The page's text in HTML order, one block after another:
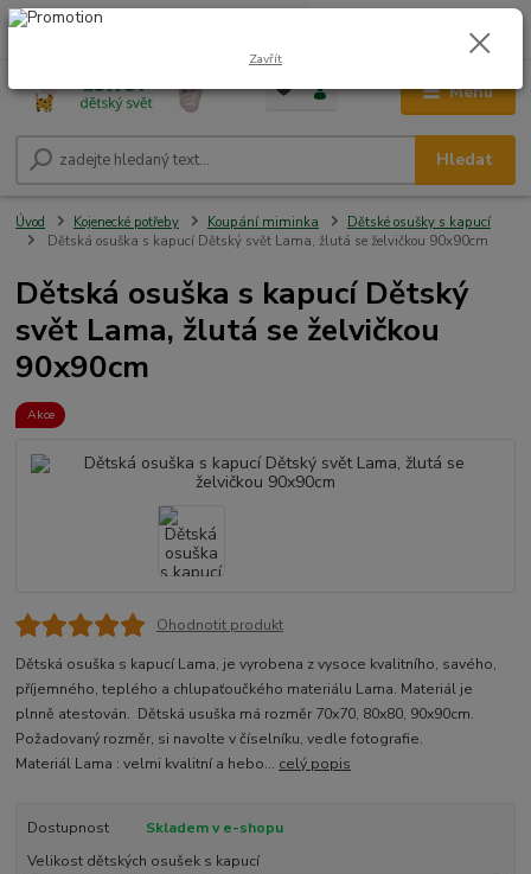
Menu
Hledat
+420 604 278 943 0,00 Kč
Úvod Kojenecké potřeby Koupání miminka
Dětské osušky s kapucí
Dětská osuška s kapucí Dětský svět Lama, žlutá se želvičkou 90x90cm
Dětská osuška s kapucí Dětský
svět Lama, žlutá se želvičkou
90x90cm
Akce
Ohodnotit produkt
Dětská osuška s kapucí Lama, je vyrobena z vysoce kvalitního, savého,
příjemného, teplého a chlupaťoučkého materiálu Lama. Materiál je
plnně atestován. Dětská usuška má rozměr 70x70, 80x80, 90x90cm.
Požadovaný rozměr, si navolte v číselníku, vedle fotografie.
Materiál Lama : velmi kvalitní a hebo... celý popis
Dostupnost
Skladem v e-shopu
Velikost dětských osušek s kapucí
Zavřít